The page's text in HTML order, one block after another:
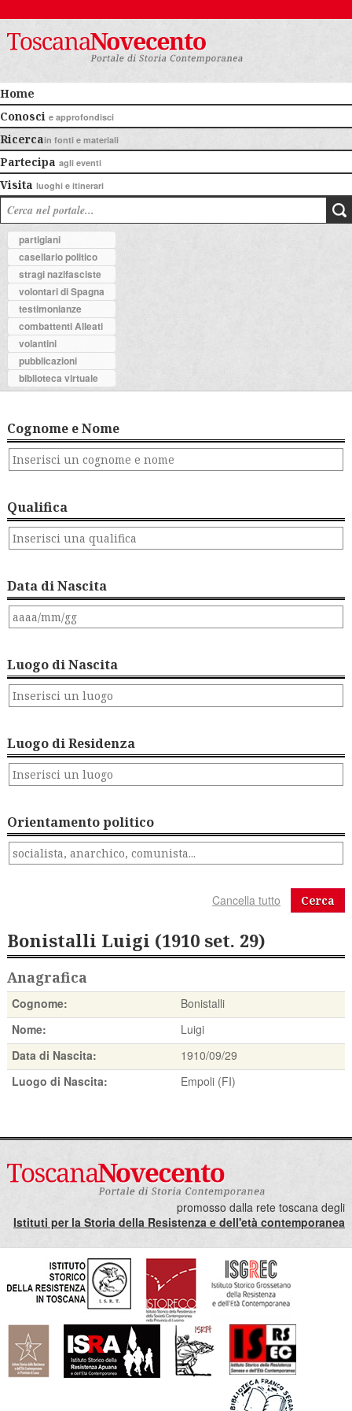
Home
Conosci e approfondisci
Ricercain fonti e materiali
Partecipa agli eventi
Visita luoghi e itinerari
partigiani
casellario politico
stragi nazifasciste
volontari di Spagna
testimonianze
combattenti Alleati
volantini
pubblicazioni
biblioteca virtuale
Cognome e Nome
Qualifica
Data di Nascita
Luogo di Nascita
Luogo di Residenza
Orientamento politico
Cerca
Bonistalli Luigi (1910 set. 29)
Anagrafica
Cognome:
Bonistalli
Nome:
Luigi
Data di Nascita:
1910/09/29
Luogo di Nascita:
Empoli (FI)
promosso dalla rete toscana degli
Istituti per la Storia della Resistenza e dell'età contemporanea